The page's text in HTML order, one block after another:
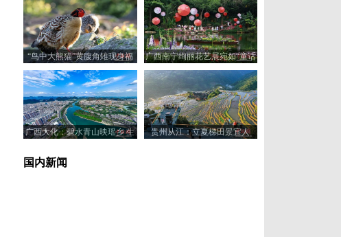
“鸟中大熊猫”黄腹角雉现身福
建建瓯
广西南宁绚丽花艺展宛如“童话
世界”
广西大化：碧水青山映瑶乡 生
贵州从江：立夏梯田景宜人
国内新闻